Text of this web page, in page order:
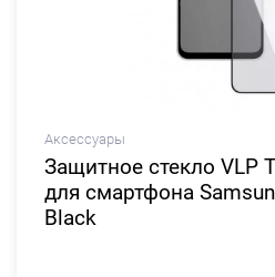
Аксессуары
Защитное стекло VLP
для смартфона
Black